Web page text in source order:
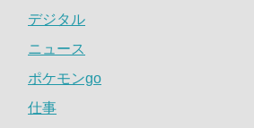
デジタル
ニュース
ポケモンgo
仕事